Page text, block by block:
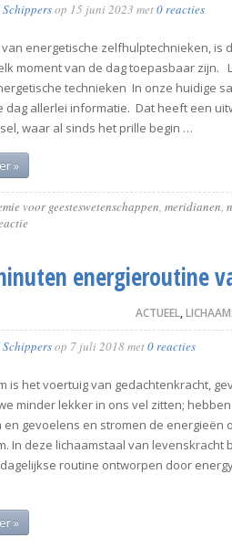
op 15 juni 2023 met0 reacties
energetische zelfhulptechnieken, is
moment van de dag toepasbaar zijn.
technieken In onze huidige
dag allerlei informatie. Dat heeft een
waar al sinds het prille begin …
»
voor geesteswetenschappen, meridianen,
energieroutine
ACTUEEL,
op 7 juli 2018met0 reacties
is het voertuig van gedachtenkracht,
minder lekker in ons vel zitten;
en gevoelens en stromen de energieën
In deze lichaamstaal van levenskracht
routine ontworpen door
»